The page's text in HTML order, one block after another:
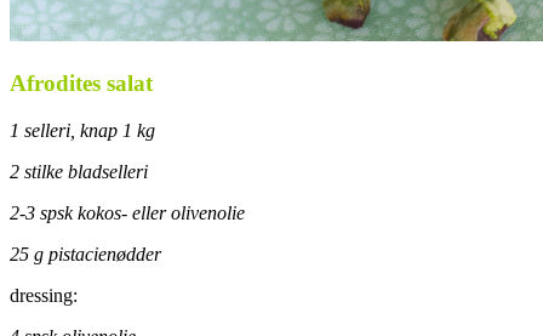
Afrodites salat
1 selleri, knap 1 kg
2 stilke bladselleri
2-3 spsk kokos- eller olivenolie
25 g pistacienødder
dressing: